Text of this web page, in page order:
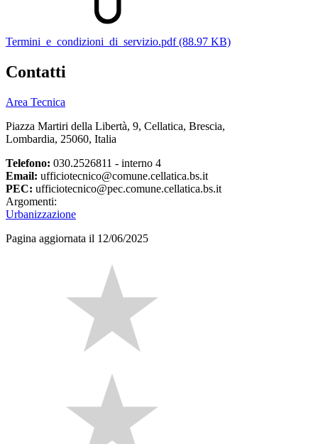
Termini_e_condizioni_di_servizio.pdf (88.97 KB)
Contatti
Area Tecnica
Piazza Martiri della Libertà, 9, Cellatica, Brescia,
Lombardia, 25060, Italia
Telefono: 030.2526811 - interno 4
Email: ufficiotecnico@comune.cellatica.bs.it
PEC: ufficiotecnico@pec.comune.cellatica.bs.it
Argomenti:
Urbanizzazione
Pagina aggiornata il 12/06/2025